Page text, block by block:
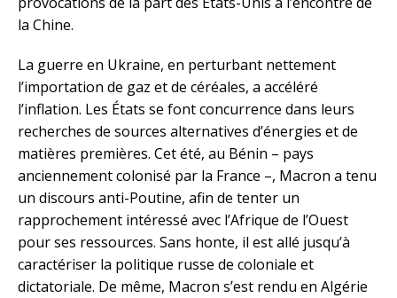
la Chine.
La guerre en Ukraine, en perturbant nettement
l’importation de gaz et de céréales, a accéléré
l’inflation. Les États se font concurrence dans leurs
recherches de sources alternatives d’énergies et de
matières premières. Cet été, au Bénin – pays
anciennement colonisé par la France –, Macron a tenu
un discours anti-Poutine, afin de tenter un
rapprochement intéressé avec l’Afrique de l’Ouest
pour ses ressources. Sans honte, il est allé jusqu’à
caractériser la politique russe de coloniale et
dictatoriale. De même, Macron s’est rendu en Algérie